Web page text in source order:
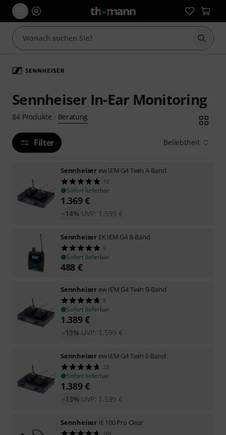
Suche
Sennheiser In-Ear Monitoring
84 Produkte · Beratung
Filter Beliebtheit
Sennheiser ew IEM G4 Twin A-Band
12
Sofort lieferbar
1.369€
UVP: 1.599 €
-14%
Sennheiser EK IEM G4 B-Band
6
Sofort lieferbar
488 €
Sennheiser ew IEM G4 Twin B-Band
8
Sofort lieferbar
1.389€
UVP: 1.599 €
-13%
Sennheiser ew IEM G4 Twin E-Band
23
Sofort lieferbar
1.389€
UVP: 1.599 €
-13%
Sennheiser IE 100 Pro Clear
205